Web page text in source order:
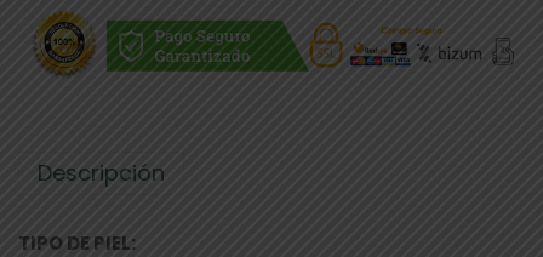
Descripción
TIPO DE PIEL: